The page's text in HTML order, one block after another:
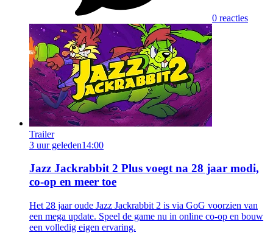
0 reacties
Trailer
3 uur geleden14:00
Jazz Jackrabbit 2 Plus voegt na 28 jaar modi,
co-op en meer toe
Het 28 jaar oude Jazz Jackrabbit 2 is via GoG voorzien van
een mega update. Speel de game nu in online co-op en bouw
een volledig eigen ervaring.